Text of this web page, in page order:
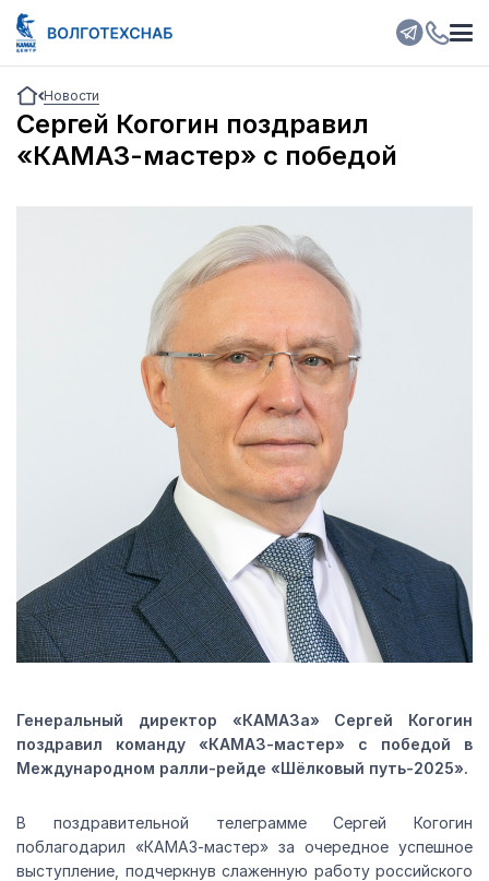
Новости
Сергей Когогин поздравил
«КАМАЗ-мастер» с победой
Генеральный директор «КАМАЗа» Сергей Когогин
поздравил команду «КАМАЗ-мастер» с победой в
Международном ралли-рейде «Шёлковый путь-2025».
В поздравительной телеграмме Сергей Когогин
поблагодарил «КАМАЗ-мастер» за очередное успешное
выступление, подчеркнув слаженную работу российского